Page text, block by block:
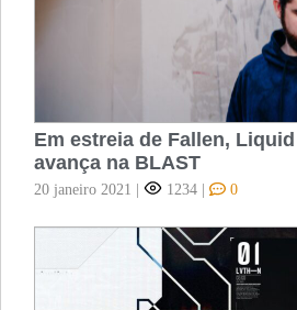
Em estreia de Fallen,
avança na BLAST
20 janeiro 2021 | 1234 | 0